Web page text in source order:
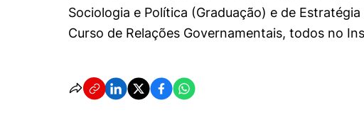
Sociologia e Política (Graduação) e de
Curso de Relações Governamentais, todos no